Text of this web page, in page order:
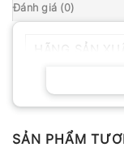
Đánh giá (0)
SẢN PHẨM